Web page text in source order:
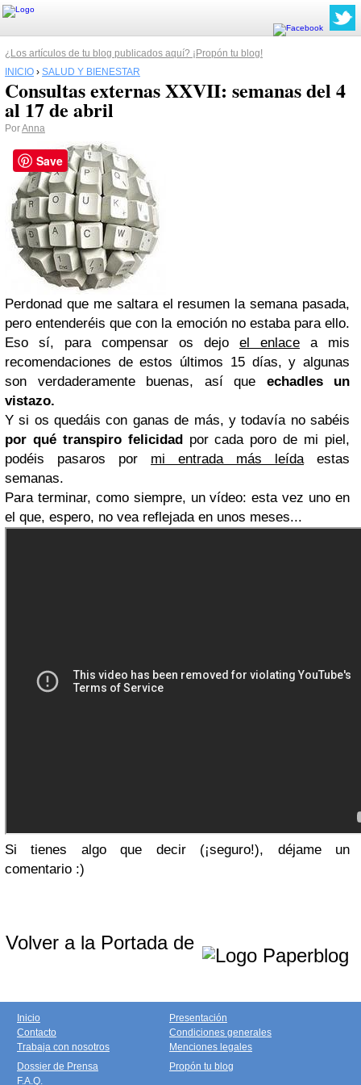
¿Los artículos de tu blog publicados aquí? ¡Propón tu blog!
INICIO › SALUD Y BIENESTAR
Consultas externas XXVII: semanas del 4
al 17 de abril
PorAnna
Perdonad que me saltara el resumen la semana pasada,
pero entenderéis que con la emoción no estaba para ello.
Eso sí, para compensar os dejo el enlace a mis
recomendaciones de estos últimos 15 días, y algunas
son verdaderamente buenas, así que echadles un
vistazo.
Y si os quedáis con ganas de más, y todavía no sabéis
por qué transpiro felicidadpor cada poro de mi piel,
podéis pasaros por mi entrada más leídaestas
semanas.
Para terminar, como siempre, un vídeo: esta vez uno en
el que, espero, no vea reflejada en unos meses...
Si tienes algo que decir (¡seguro!), déjame un
comentario :)
Volver a la Portada de
Inicio
Contacto
Trabaja con nosotros
Presentación
Condiciones generales
Menciones legales
Dossier de Prensa
F.A.Q.
Propón tu blog
Save